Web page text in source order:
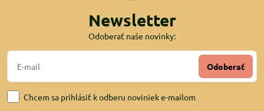
Newsletter
Odoberať naše novinky:
Odoberať
Chcem sa prihlásiť k odberu noviniek e-mailom